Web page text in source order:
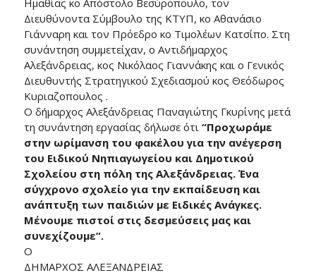
Ημαθίας κο Απόστολο Βεσύροπουλο, τον
Διευθύνοντα Σύμβουλο της ΚΤΥΠ, κο Αθανάσιο
Γιάνναρη και τον Πρόεδρο κο Τιμολέων Κατσίπο. Στη
συνάντηση συμμετείχαν, ο Αντιδήμαρχος
Αλεξάνδρειας, κος Νικόλαος Γιαννάκης και ο Γενικός
Διευθυντής Στρατηγικού Σχεδιασμού κος Θεόδωρος
Κυριαζοπουλος .
Ο δήμαρχος Αλεξάνδρειας Παναγιώτης Γκυρίνης μετά
τη συνάντηση εργασίας δήλωσε ότι “Προχωράμε
στην ωρίμανση του φακέλου για την ανέγερση
του Ειδικού Νηπιαγωγείου και Δημοτικού
Σχολείου στη πόλη της Αλεξάνδρειας. Ένα
σύγχρονο σχολείο για την εκπαίδευση και
ανάπτυξη των παιδιών με Ειδικές Ανάγκες.
Μένουμε πιστοί στις δεσμεύσεις μας και
συνεχίζουμε”.
Ο
ΔΗΜΑΡΧΟΣ ΑΛΕΞΑΝΔΡΕΙΑΣ